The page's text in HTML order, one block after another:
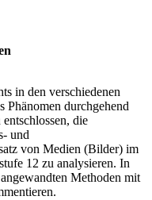
in den verschiedenen
Phänomen durchgehend
die
und
von Medien (Bilder) im
12 zu analysieren. In
Methoden mit